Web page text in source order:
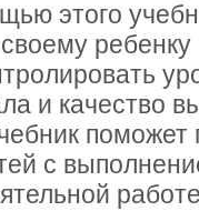
этого
и качество
поможет
с